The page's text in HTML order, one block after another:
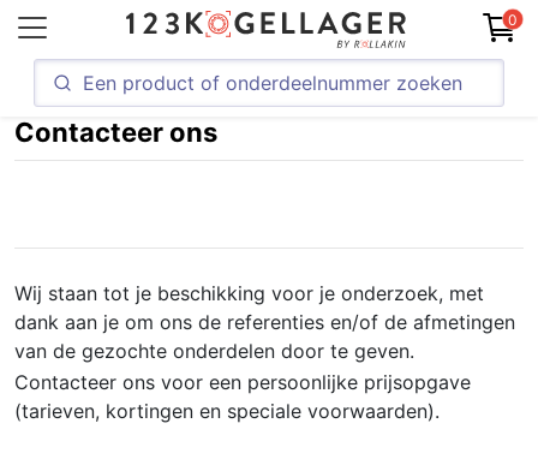
0
Contacteer ons
Wij staan tot je beschikking voor je onderzoek, met
dank aan je om ons de referenties en/of de afmetingen
van de gezochte onderdelen door te geven.
Contacteer ons voor een persoonlijke prijsopgave
(tarieven, kortingen en speciale voorwaarden).